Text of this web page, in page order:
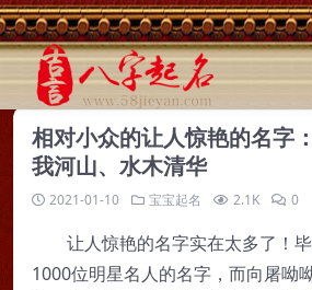
相对小众的让人惊艳的名字
我河山、水木清华
2021-01-10 宝宝起名 2.1K 0
让人惊艳的名字实在太多了！
1000位明星名人的名字，而向屠呦